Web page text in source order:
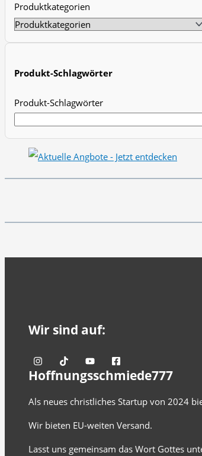
s
Produktkategorien
Produkt-Schlagwörter
Produkt-Schlagwörter
Wir sind auf:
Hoffnungsschmiede777
Als neues christliches Startup von 2024
Wir bieten EU-weiten Versand.
Lasst uns gemeinsam das Wort Gottes